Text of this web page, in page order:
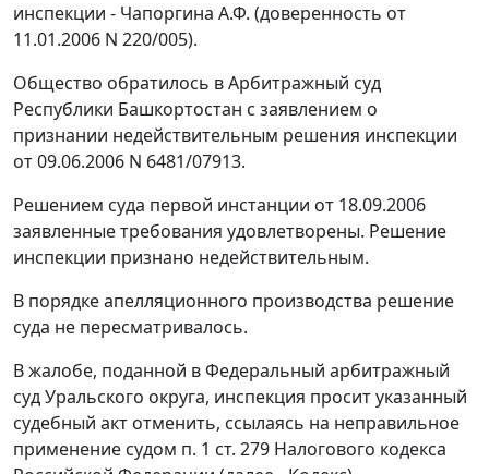
инспекции - Чапоргина А.Ф. (доверенность от
11.01.2006 N 220/005).
Общество обратилось в Арбитражный суд
Республики Башкортостан с заявлением о
признании недействительным решения инспекции
от 09.06.2006 N 6481/07913.
Решением суда первой инстанции от 18.09.2006
заявленные требования удовлетворены. Решение
инспекции признано недействительным.
В порядке апелляционного производства решение
суда не пересматривалось.
В жалобе, поданной в Федеральный арбитражный
суд Уральского округа, инспекция просит указанный
судебный акт отменить, ссылаясь на неправильное
применение судом п. 1 ст. 279 Налогового кодекса